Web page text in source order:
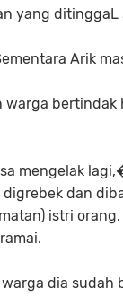
yang ditinggaL
Arik
warga
mengelak
dan
istri
dia sudah